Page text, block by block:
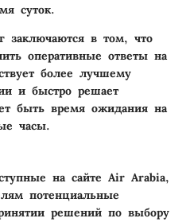
суток.
заключаются в том, что
оперативные ответы на
более лучшему
и быстро решает
быть время ожидания на
часы.
на сайте Air Arabia,
потенциальные
решений по выбору